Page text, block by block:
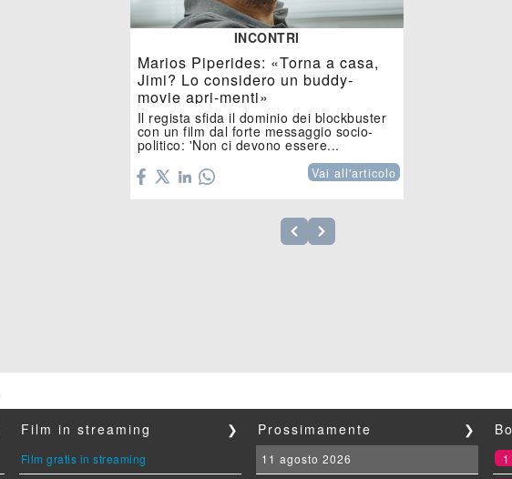
INCONTRI
Marios Piperides: «Torna a casa,
Jimi? Lo considero un buddy-
movie apri-menti»
Il regista sfida il dominio dei blockbuster
con un film dal forte messaggio socio-
politico: 'Non ci devono essere...
Vai all'articolo
Film in streaming ❯
Film gratis in streaming
Prossimamente ❯
11 agosto 2026